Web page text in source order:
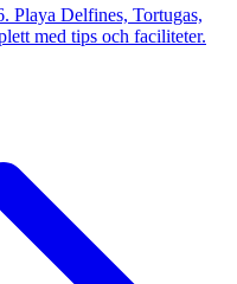
Playa Delfines, Tortugas,
med tips och faciliteter.